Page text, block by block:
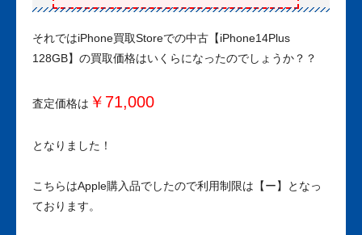
それではiPhone買取Storeでの中古【iPhone14Plus
128GB】の買取価格はいくらになったのでしょうか？？
査定価格は ￥71,000
となりました！
こちらはApple購入品でしたので利用制限は【ー】となっ
ております。